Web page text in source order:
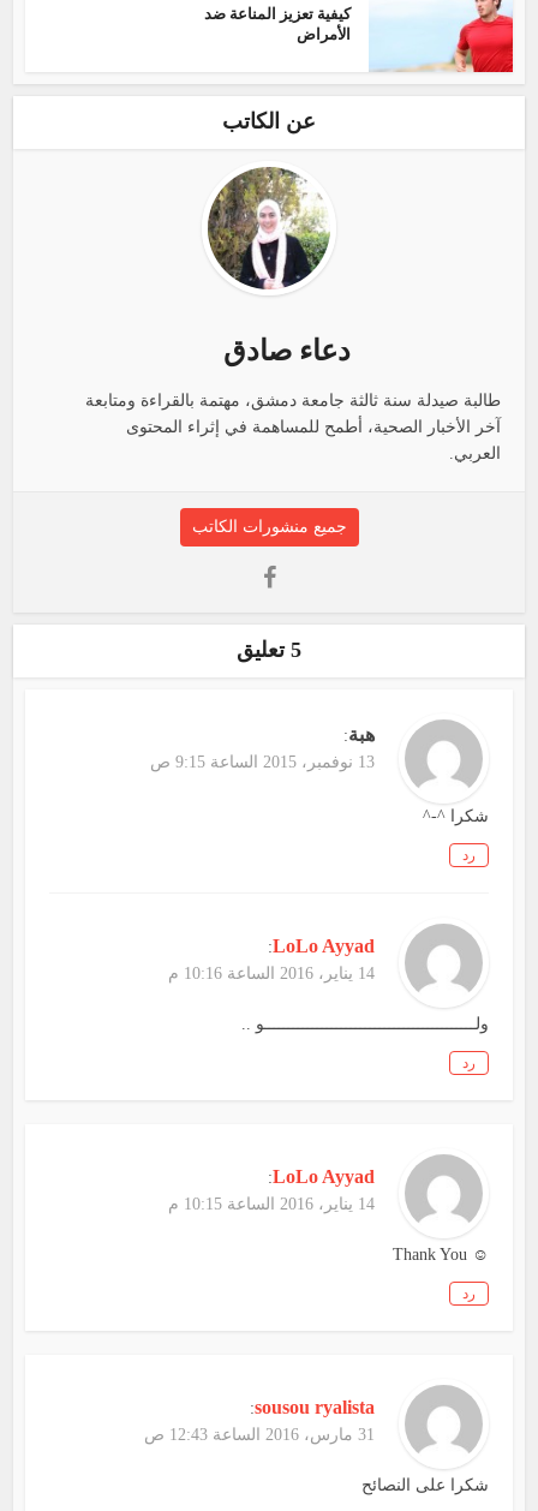
كيفية تعزيز المناعة ضد
الأمراض
عن الكاتب
دعاء صادق
طالبة صيدلة سنة ثالثة جامعة دمشق، مهتمة بالقراءة ومتابعة
آخر الأخبار الصحية، أطمح للمساهمة في إثراء المحتوى
العربي.
جميع منشورات الكاتب
5 تعليق
هبة:
13 نوفمبر، 2015 الساعة 9:15 ص
شكرا ^-^
رد
LoLo Ayyad
:
14 يناير، 2016 الساعة 10:16 م
ولــــــــــــــــــــــــــــــــــــــــــــو ..
رد
LoLo Ayyad
:
14 يناير، 2016 الساعة 10:15 م
☺ Thank You
رد
sousou ryalista
:
31 مارس، 2016 الساعة 12:43 ص
شكرا على النصائح